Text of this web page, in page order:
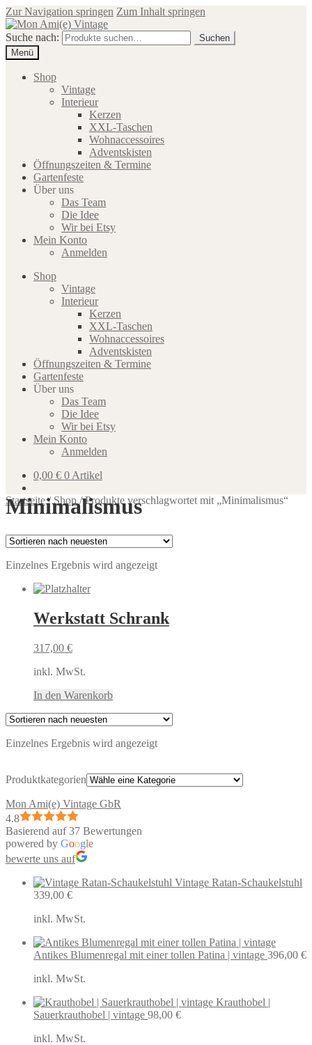
Zur Navigation springen Zum Inhalt springen
Suche nach:
Suchen
Menü
Shop
Vintage
Interieur
Kerzen
XXL-Taschen
Wohnaccessoires
Adventskisten
Öffnungszeiten & Termine
Gartenfeste
Über uns
Das Team
Die Idee
Wir bei Etsy
Mein Konto
Anmelden
Shop
Vintage
Interieur
Kerzen
XXL-Taschen
Wohnaccessoires
Adventskisten
Öffnungszeiten & Termine
Gartenfeste
Über uns
Das Team
Die Idee
Wir bei Etsy
Mein Konto
Anmelden
0,00 € 0 Artikel
Startseite/ Shop /Produkte verschlagwortet mit „Minimalismus“
Minimalismus
Einzelnes Ergebnis wird angezeigt
Werkstatt Schrank
317,00 €
inkl. MwSt.
In den Warenkorb
Einzelnes Ergebnis wird angezeigt
Produktkategorien
Mon Ami(e) Vintage GbR
4.8
Basierend auf 37 Bewertungen
powered by Google
bewerte uns auf
Vintage Ratan-Schaukelstuhl
339,00 €
inkl. MwSt.
Antikes Blumenregal mit einer tollen Patina | vintage 396,00 €
inkl. MwSt.
Krauthobel |
Sauerkrauthobel | vintage 98,00 €
inkl. MwSt.